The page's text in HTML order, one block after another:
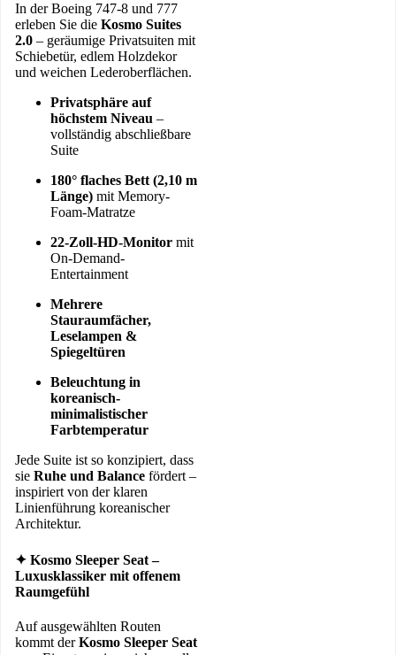
In der Boeing 747-8 und 777
erleben Sie die Kosmo Suites
2.0 – geräumige Privatsuiten mit
Schiebetür, edlem Holzdekor
und weichen Lederoberflächen.
Privatsphäre auf
höchstem Niveau –
vollständig abschließbare
Suite
180° flaches Bett (2,10 m
Länge) mit Memory-
Foam-Matratze
22-Zoll-HD-Monitor mit
On-Demand-
Entertainment
Mehrere
Stauraumfächer,
Leselampen &
Spiegeltüren
Beleuchtung in
koreanisch-
minimalistischer
Farbtemperatur
Jede Suite ist so konzipiert, dass
sie Ruhe und Balance fördert –
inspiriert von der klaren
Linienführung koreanischer
Architektur.
✦ Kosmo Sleeper Seat –
Luxusklassiker mit offenem
Raumgefühl
Auf ausgewählten Routen
kommt derKosmo Sleeper Seat